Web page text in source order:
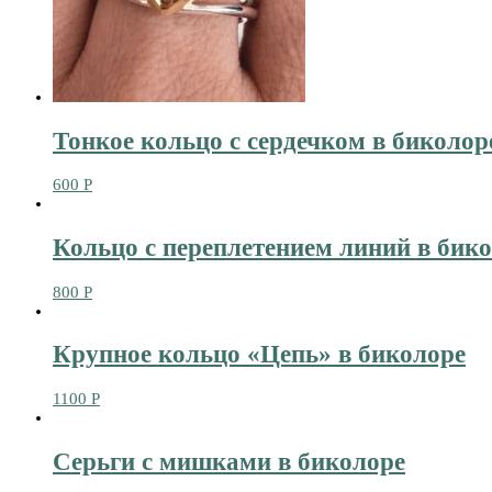
Тонкое кольцо с сердечком в
600 Р
Кольцо с переплетением линий в
800 Р
Крупное кольцо «Цепь» в биколоре
1100 Р
Серьги с мишками в биколоре